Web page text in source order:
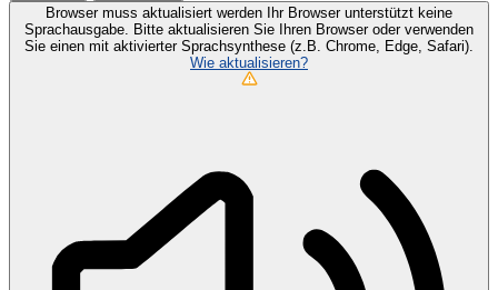
Browser muss aktualisiert werden
Ihr Browser unterstützt keine
Sprachausgabe. Bitte aktualisieren Sie Ihren Browser oder verwenden
Sie einen mit aktivierter Sprachsynthese (z.B. Chrome, Edge, Safari).
Wie aktualisieren?